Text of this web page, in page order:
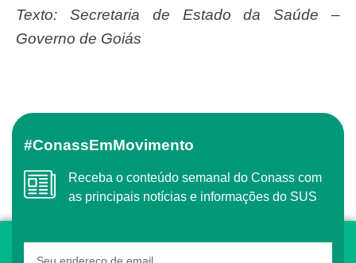
Texto: Secretaria de Estado da Saúde –
Governo de Goiás
#ConassEmMovimento
Receba o conteúdo semanal do Conass com
as principais notícias e informações do SUS